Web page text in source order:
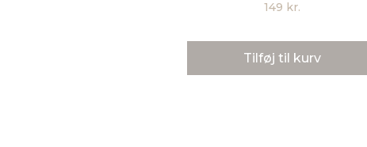
149 kr.
Tilføj til kurv